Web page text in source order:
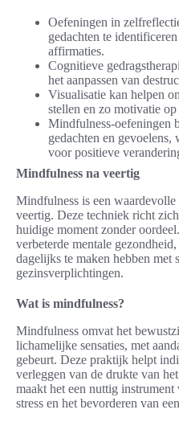
Oefeningen in
gedachten te
affirmaties.
Cognitieve
het aanpassen van
Visualisatie kan helpen
stellen en zo motivatie
Mindfulness-oefeningen
gedachten en
voor positieve
Mindfulness na veertig
Mindfulness is een
veertig. Deze techniek richt
huidige moment zonder
verbeterde mentale
dagelijks te maken hebben met
gezinsverplichtingen.
Wat is mindfulness?
Mindfulness omvat het
lichamelijke sensaties, met
gebeurt. Deze praktijk helpt
verleggen van de drukte van
maakt het een nuttig
stress en het bevorderen van